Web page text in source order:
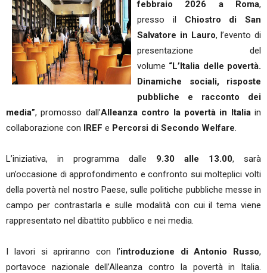
febbraio 2026 a Roma,
presso il Chiostro di San
Salvatore in Lauro, l’evento di
presentazione del
volume “L’Italia delle povertà.
Dinamiche sociali, risposte
pubbliche e racconto dei
media”, promosso dall’Alleanza contro la povertà in Italiain
collaborazione con IREF e Percorsi di Secondo Welfare.
L’iniziativa, in programma dalle 9.30 alle 13.00, sarà
un’occasione di approfondimento e confronto sui molteplici volti
della povertà nel nostro Paese, sulle politiche pubbliche messe in
campo per contrastarla e sulle modalità con cui il tema viene
rappresentato nel dibattito pubblico e nei media.
I lavori si apriranno con l’introduzione di Antonio Russo,
portavoce nazionale dell’Alleanza contro la povertà in Italia.